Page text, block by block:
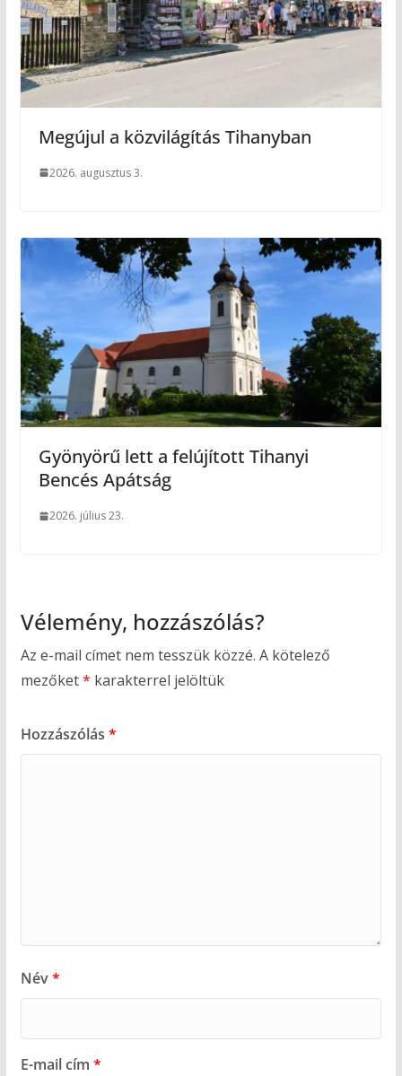
Megújul a közvilágítás Tihanyban
2026. augusztus 3.
Gyönyörű lett a felújított Tihanyi
Bencés Apátság
2026. július 23.
Vélemény, hozzászólás?
Az e-mail címet nem tesszük közzé. A kötelező
mezőket* karakterrel jelöltük
Hozzászólás *
Név*
E-mail cím *